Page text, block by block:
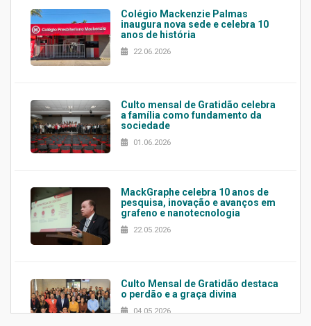
Colégio Mackenzie Palmas
inaugura nova sede e celebra 10
anos de história
22.06.2026
Culto mensal de Gratidão celebra
a família como fundamento da
sociedade
01.06.2026
MackGraphe celebra 10 anos de
pesquisa, inovação e avanços em
grafeno e nanotecnologia
22.05.2026
Culto Mensal de Gratidão destaca
o perdão e a graça divina
04.05.2026